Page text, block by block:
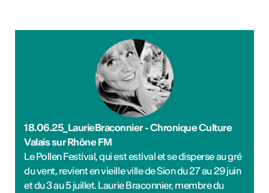
18.06.25_LaurieBraconnier - Chronique Culture
Valais sur Rhône FM
Le Pollen Festival, qui est estival et se disperse au gré
du vent, revient en vieille ville de Sion du 27 au 29 juin
et du 3 au 5 juillet. Laurie Braconnier, membre du